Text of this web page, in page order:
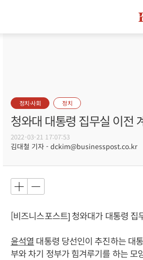
정치·사회 정치
청와대 대통령 집무실 이전
2022-03-21 17:07:53
김대철 기자 - dckim@businesspost.co.kr
[비즈니스포스트] 청와대가 대통령
윤석열 대통령 당선인이 추진하는 대
부와 차기 정부가 힘겨루기를 하는 모